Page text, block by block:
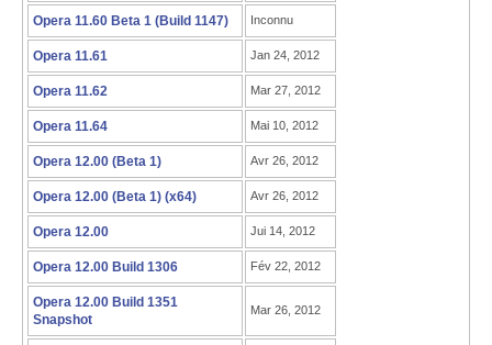
Opera 11.60 Beta 1 (Build 1147) Inconnu
Opera 11.61 Jan 24, 2012
Opera 11.62 Mar 27, 2012
Opera 11.64 Mai 10, 2012
Opera 12.00 (Beta 1) Avr 26, 2012
Opera 12.00 (Beta 1) (x64) Avr 26, 2012
Opera 12.00 Jui 14, 2012
Opera 12.00 Build 1306 Fév 22, 2012
Opera 12.00 Build 1351
Snapshot
Mar 26, 2012